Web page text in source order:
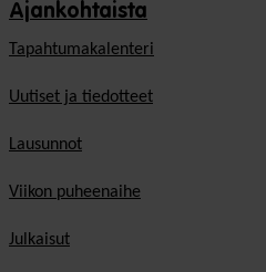
Ajankohtaista
Tapahtumakalenteri
Uutiset ja tiedotteet
Lausunnot
Viikon puheenaihe
Julkaisut